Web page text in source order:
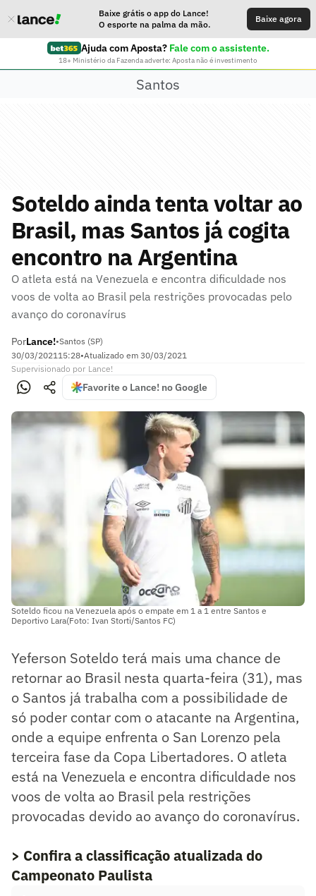
Baixe grátis o app do Lance!
O esporte na palma da mão.
Baixe agora
Ajuda com Aposta? Fale com o assistente.
18+ Ministério da Fazenda adverte: Aposta não é investimento
Santos
Soteldo ainda tenta voltar ao
Brasil, mas Santos já cogita
encontro na Argentina
O atleta está na Venezuela e encontra dificuldade nos
voos de volta ao Brasil pela restrições provocadas pelo
avanço do coronavírus
PorLance!•Santos (SP)
30/03/202115:28•Atualizado em 30/03/2021
Supervisionado por Lance!
Favorite o Lance! no Google
Soteldo ficou na Venezuela após o empate em 1 a 1 entre Santos e
Deportivo Lara(Foto: Ivan Storti/Santos FC)
Yeferson Soteldo terá mais uma chance de
retornar ao Brasil nesta quarta-feira (31), mas
o Santos já trabalha com a possibilidade de
só poder contar com o atacante na Argentina,
onde a equipe enfrenta o San Lorenzo pela
terceira fase da Copa Libertadores. O atleta
está na Venezuela e encontra dificuldade nos
voos de volta ao Brasil pela restrições
provocadas devido ao avanço do coronavírus.
> Confira a classificação atualizada do
Campeonato Paulista